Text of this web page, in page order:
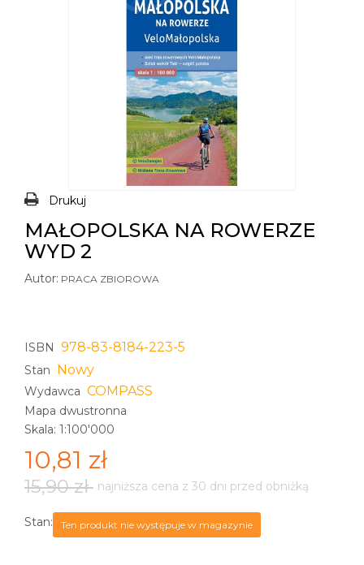
Drukuj
MAŁOPOLSKA NA ROWERZE
WYD 2
Autor: PRACA ZBIOROWA
ISBN 978-83-8184-223-5
Stan Nowy
Wydawca COMPASS
Mapa dwustronna
Skala: 1:100'000
10,81 zł
15,90 zł najniższa cena z 30 dni przed obniżką
Stan: Ten produkt nie występuje w magazynie